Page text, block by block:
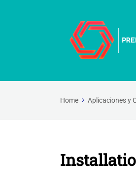
Home Aplicaciones y